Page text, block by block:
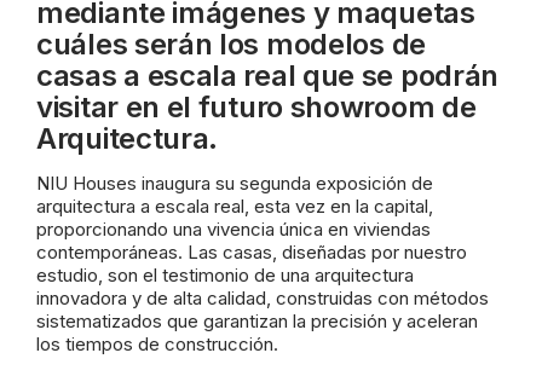
mediante imágenes y maquetas
cuáles serán los modelos de
casas a escala real que se podrán
visitar en el futuro showroom de
Arquitectura.
NIU Houses inaugura su segunda exposición de
arquitectura a escala real, esta vez en la capital,
proporcionando una vivencia única en viviendas
contemporáneas. Las casas, diseñadas por nuestro
estudio, son el testimonio de una arquitectura
innovadora y de alta calidad, construidas con métodos
sistematizados que garantizan la precisión y aceleran
los tiempos de construcción.